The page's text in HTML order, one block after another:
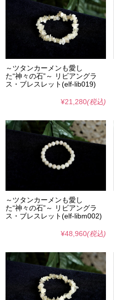
～ツタンカーメンも愛し
た“神々の石”～ リビアングラ
ス・ブレスレット(elf-lib019)
¥21,280(税込)
～ツタンカーメンも愛し
た“神々の石”～ リビアングラ
ス・ブレスレット(elf-libm002)
¥48,960(税込)